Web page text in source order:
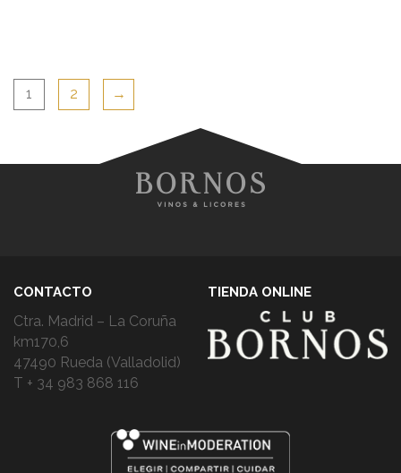
1 2 →
CONTACTO
Ctra. Madrid – La Coruña
km170,6
47490 Rueda (Valladolid)
T + 34 983 868 116
TIENDA ONLINE